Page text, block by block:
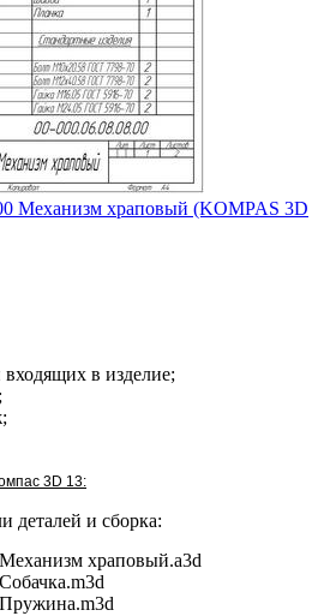
в изделие;
3D 13:
деталей и сборка:
храповый.a3d